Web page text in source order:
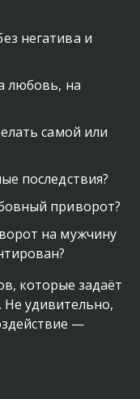
негатива и
любовь, на
самой или
последствия?
приворот?
на мужчину
которые задаёт
Не удивительно,
—